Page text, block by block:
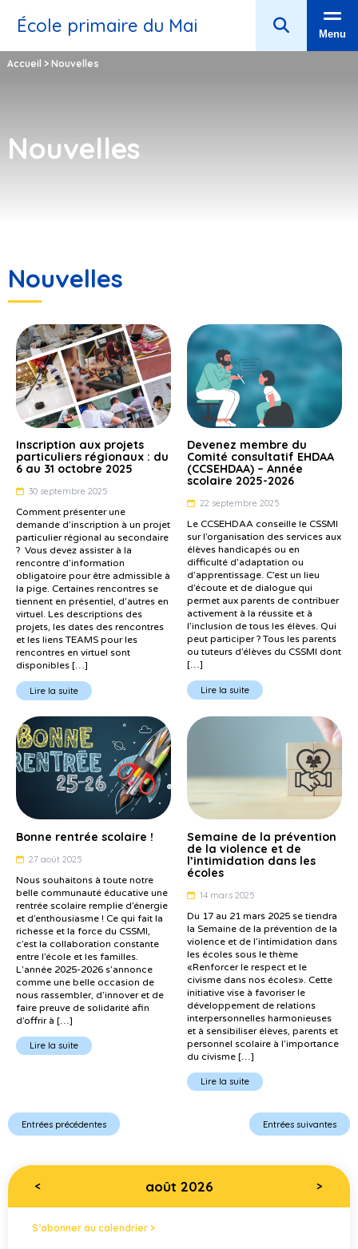
École primaire du Mai Menu
Accueil > Nouvelles
Nouvelles
Nouvelles
Inscription aux projets
particuliers régionaux : du
6 au 31 octobre 2025
30 septembre 2025
Comment présenter une
demande d’inscription à un projet
particulier régional au secondaire
? Vous devez assister à la
rencontre d’information
obligatoire pour être admissible à
la pige. Certaines rencontres se
tiennent en présentiel, d’autres en
virtuel. Les descriptions des
projets, les dates des rencontres
et les liens TEAMS pour les
rencontres en virtuel sont
disponibles […]
Lire la suite
Devenez membre du
Comité consultatif EHDAA
(CCSEHDAA) – Année
scolaire 2025-2026
22 septembre 2025
Le CCSEHDAA conseille le CSSMI
sur l’organisation des services aux
élèves handicapés ou en
difficulté d’adaptation ou
d’apprentissage. C’est un lieu
d’écoute et de dialogue qui
permet aux parents de contribuer
activement à la réussite et à
l’inclusion de tous les élèves. Qui
peut participer ? Tous les parents
ou tuteurs d’élèves du CSSMI dont
[…]
Lire la suite
Bonne rentrée scolaire !
27 août 2025
Nous souhaitons à toute notre
belle communauté éducative une
rentrée scolaire remplie d’énergie
et d’enthousiasme ! Ce qui fait la
richesse et la force du CSSMI,
c’est la collaboration constante
entre l’école et les familles.
L’année 2025-2026 s’annonce
comme une belle occasion de
nous rassembler, d’innover et de
faire preuve de solidarité afin
d’offrir à […]
Lire la suite
Semaine de la prévention
de la violence et de
l’intimidation dans les
écoles
14 mars 2025
Du 17 au 21 mars 2025 se tiendra
la Semaine de la prévention de la
violence et de l’intimidation dans
les écoles sous le thème
«Renforcer le respect et le
civisme dans nos écoles». Cette
initiative vise à favoriser le
développement de relations
interpersonnelles harmonieuses
et à sensibiliser élèves, parents et
personnel scolaire à l’importance
du civisme […]
Lire la suite
Entrées précédentes Entrées suivantes
< août 2026 >
S’abonner au calendrier >